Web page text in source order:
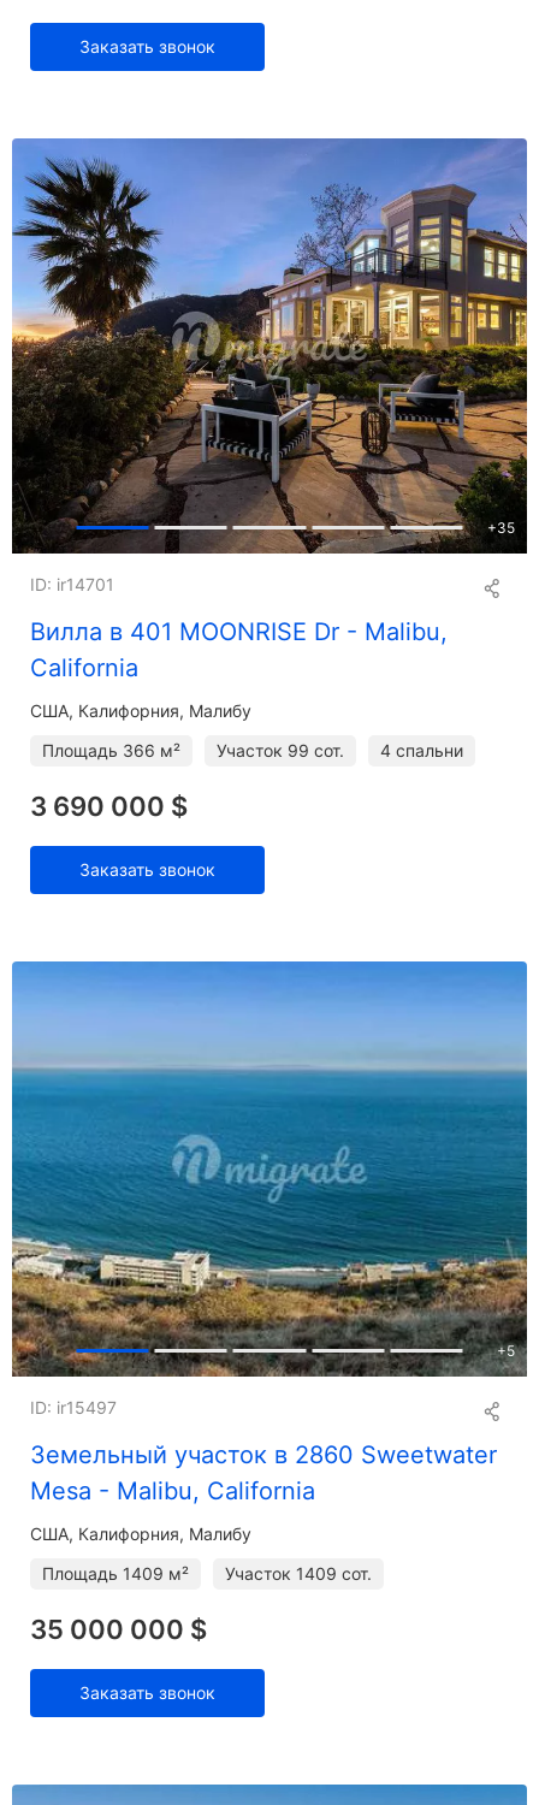
Заказать звонок
+35
Вилла в 401 MOONRISE Dr - Malibu,
California
ID: ir14701
США, Калифорния, Малибу
Площадь 366 м² Участок 99 сот. 4 спальни
3 690 000 $
Заказать звонок
+5
Земельный участок в 2860 Sweetwater
Mesa - Malibu, California
ID: ir15497
США, Калифорния, Малибу
Площадь 1409 м² Участок 1409 сот.
35 000 000 $
Заказать звонок